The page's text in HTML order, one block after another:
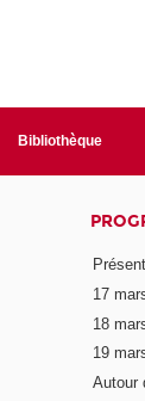
Bibliothèque
17
18
19
Autour